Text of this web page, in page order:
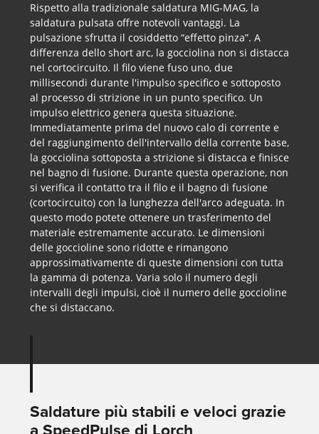
Rispetto alla tradizionale saldatura MIG-MAG, la
saldatura pulsata offre notevoli vantaggi. La
pulsazione sfrutta il cosiddetto “effetto pinza”. A
differenza dello short arc, la gocciolina non si distacca
nel cortocircuito. Il filo viene fuso uno, due
millisecondi durante l'impulso specifico e sottoposto
al processo di strizione in un punto specifico. Un
impulso elettrico genera questa situazione.
Immediatamente prima del nuovo calo di corrente e
del raggiungimento dell'intervallo della corrente base,
la gocciolina sottoposta a strizione si distacca e finisce
nel bagno di fusione. Durante questa operazione, non
si verifica il contatto tra il filo e il bagno di fusione
(cortocircuito) con la lunghezza dell'arco adeguata. In
questo modo potete ottenere un trasferimento del
materiale estremamente accurato. Le dimensioni
delle goccioline sono ridotte e rimangono
approssimativamente di queste dimensioni con tutta
la gamma di potenza. Varia solo il numero degli
intervalli degli impulsi, cioè il numero delle goccioline
che si distaccano.
Saldature più stabili e veloci grazie